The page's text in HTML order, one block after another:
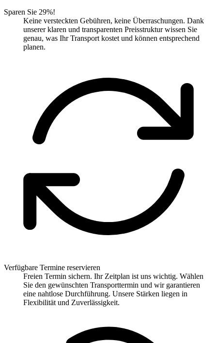
Sparen Sie 29%!
Keine versteckten Gebühren, keine Überraschungen. Dank
unserer klaren und transparenten Preisstruktur wissen Sie
genau, was Ihr Transport kostet und können entsprechend
planen.
Verfügbare Termine reservieren
Freien Termin sichern. Ihr Zeitplan ist uns wichtig. Wählen
Sie den gewünschten Transporttermin und wir garantieren
eine nahtlose Durchführung. Unsere Stärken liegen in
Flexibilität und Zuverlässigkeit.